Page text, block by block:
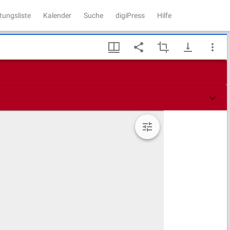
Kalender Suche digiPress Hilfe